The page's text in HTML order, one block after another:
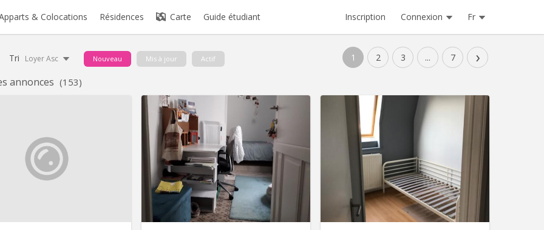
& Colocations Résidences Carte Guide étudiant Inscription Connexion Fr
1 2 3 ... 7 ›
Tri Loyer Asc Nouveau Mis à jour Actif
annonces (153)
chambre de service que je peux
est semi-aménagée, mais ne
pas de salle de bains privative.
je cherche un locataire
BK 13754
Quartier flagey - Rue Malibran - 2
chambres de libre (voir ci-dessous,
rubrique 'Prix de la location') pour
étudiantes confirmés. Photos sur
demande. Prix de la location :
[Disponible] Entre-sol : Chambre 8m²
[PAS disponible] Chambre 1er [PAS
disponible] Chambre 2ème
BK 12269
un appartement avec 5 chambres. la
cuisine et la salle de douche en
cummun. uniquemement pour filles!!!!